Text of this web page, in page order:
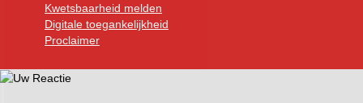
Kwetsbaarheid melden
Digitale toegankelijkheid
Proclaimer